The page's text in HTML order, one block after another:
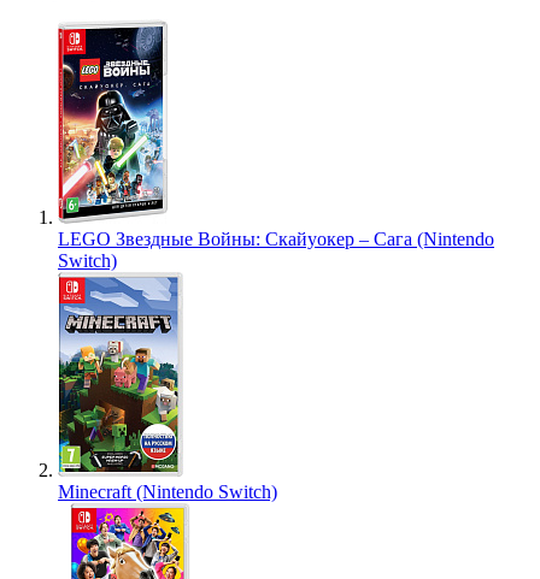
LEGO Звездные Войны: Скайуокер – Сага (Nintendo
Switch)
Minecraft (Nintendo Switch)